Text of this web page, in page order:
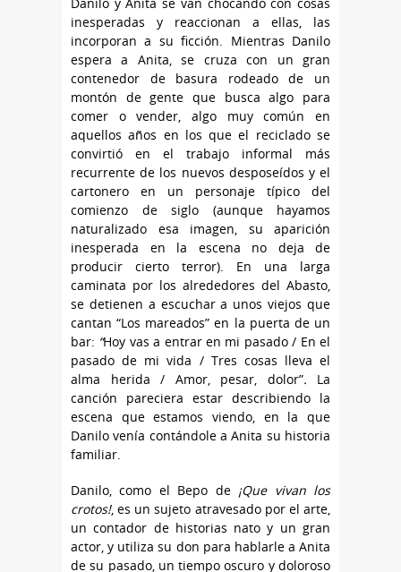
inesperadas y reaccionan a ellas, las
incorporan a su ficción. Mientras Danilo
espera a Anita, se cruza con un gran
contenedor de basura rodeado de un
montón de gente que busca algo para
comer o vender, algo muy común en
aquellos años en los que el reciclado se
convirtió en el trabajo informal más
recurrente de los nuevos desposeídos y el
cartonero en un personaje típico del
comienzo de siglo (aunque hayamos
naturalizado esa imagen, su aparición
inesperada en la escena no deja de
producir cierto terror). En una larga
caminata por los alrededores del Abasto,
se detienen a escuchar a unos viejos que
cantan “Los mareados” en la puerta de un
bar: “Hoy vas a entrar en mi pasado / En el
pasado de mi vida / Tres cosas lleva el
alma herida / Amor, pesar, dolor”. La
canción pareciera estar describiendo la
escena que estamos viendo, en la que
Danilo venía contándole a Anita su historia
familiar.
Danilo, como el Bepo de ¡Que vivan los
crotos!, es un sujeto atravesado por el arte,
un contador de historias nato y un gran
actor, y utiliza su don para hablarle a Anita
de su pasado, un tiempo oscuro y doloroso